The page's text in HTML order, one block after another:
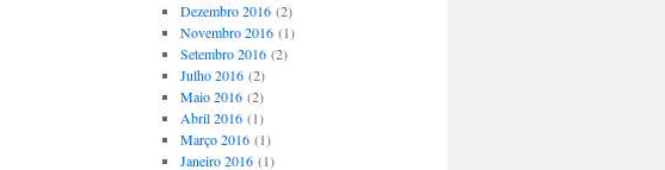
Dezembro 2016(2)
Novembro 2016(1)
Setembro 2016(2)
Julho 2016(2)
Maio 2016(2)
Abril 2016(1)
Março 2016(1)
Janeiro 2016(1)